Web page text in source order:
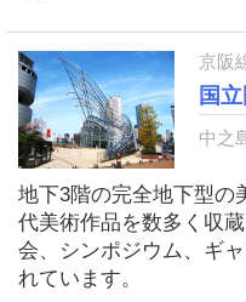
京阪
国
中之
地下3階の完全地下型の
代美術作品を数多く収
会、シンポジウム、ギ
れています。